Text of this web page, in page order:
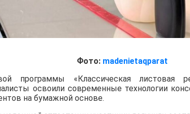
Фото: madenietaqparat
программы «Классическая листовая
освоили современные технологии
на бумажной основе.